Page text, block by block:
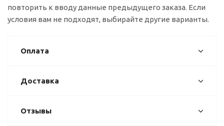
повторить к вводу данные предыдущего заказа. Если
условия вам не подходят, выбирайте другие варианты.
Оплата
Доставка
Отзывы